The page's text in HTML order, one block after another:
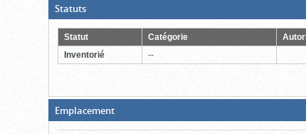
Statuts(Boite
ouverte,
cliquer
pour
fermer)
Statut Catégorie
Inventorié
--
Emplacement(Boite
fermée,
cliquer